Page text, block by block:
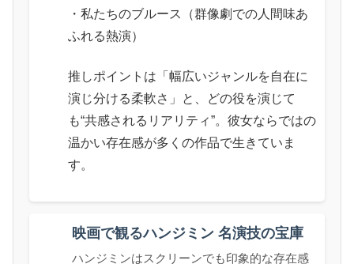
・私たちのブルース（群像劇での人間味あ
ふれる熱演）
推しポイントは「幅広いジャンルを自在に
演じ分ける柔軟さ」と、どの役を演じて
も“共感されるリアリティ”。彼女ならではの
温かい存在感が多くの作品で生きていま
す。
映画で観るハンジミン 名演技の宝庫
ハンジミンはスクリーンでも印象的な存在感